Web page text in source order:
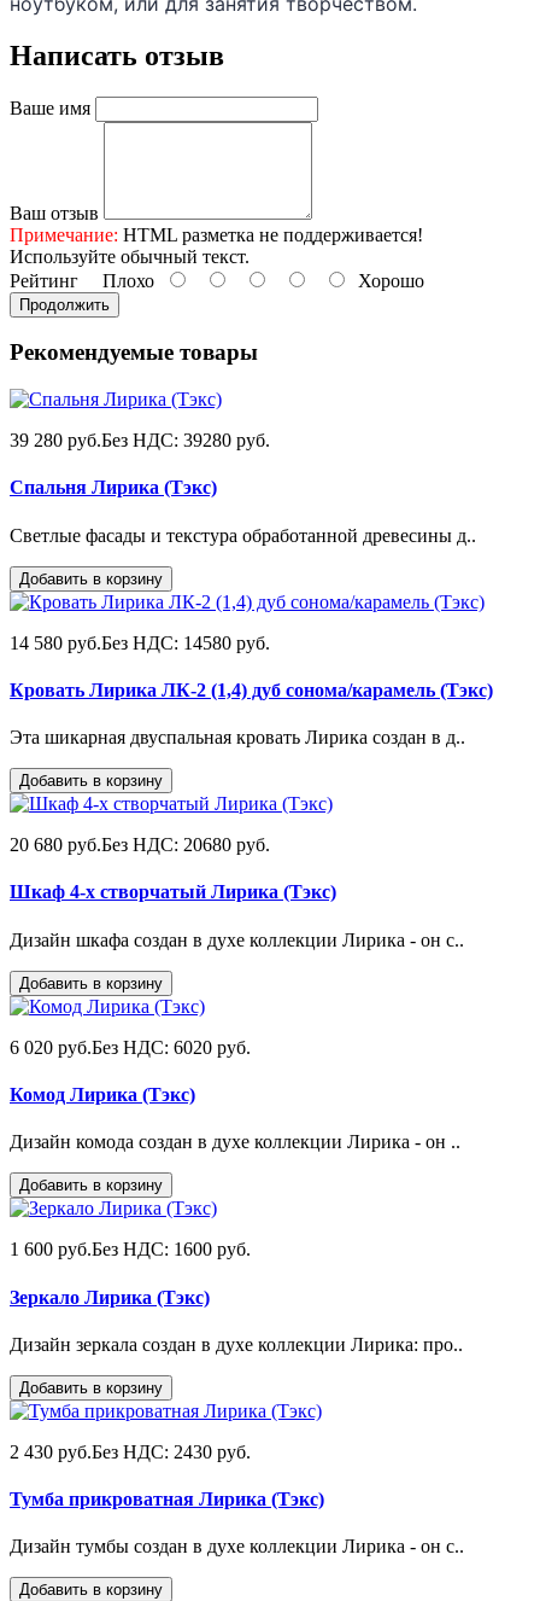
Написать отзыв
Ваше имя
Ваш отзыв
Примечание: HTML разметка не поддерживается!
Используйте обычный текст.
Рейтинг Плохо Хорошо
Продолжить
Рекомендуемые товары
39 280 руб.Без НДС: 39280 руб.
Спальня Лирика (Тэкс)
Светлые фасады и текстура обработанной древесины д..
Добавить в корзину
14 580 руб.Без НДС: 14580 руб.
Кровать Лирика ЛК-2 (1,4) дуб сонома/карамель (Тэкс)
Эта шикарная двуспальная кровать Лирика создан в д..
Добавить в корзину
20 680 руб.Без НДС: 20680 руб.
Шкаф 4-х створчатый Лирика (Тэкс)
Дизайн шкафа создан в духе коллекции Лирика - он с..
Добавить в корзину
6 020 руб.Без НДС: 6020 руб.
Комод Лирика (Тэкс)
Дизайн комода создан в духе коллекции Лирика - он ..
Добавить в корзину
1 600 руб.Без НДС: 1600 руб.
Зеркало Лирика (Тэкс)
Дизайн зеркала создан в духе коллекции Лирика: про..
Добавить в корзину
2 430 руб.Без НДС: 2430 руб.
Тумба прикроватная Лирика (Тэкс)
Дизайн тумбы создан в духе коллекции Лирика - он с..
Добавить в корзину